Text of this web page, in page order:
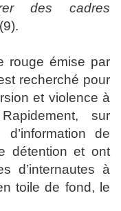
des cadres
rouge émise par
recherché pour
et violence à
sur
de
détention et ont
d’internautes à
toile de fond, le